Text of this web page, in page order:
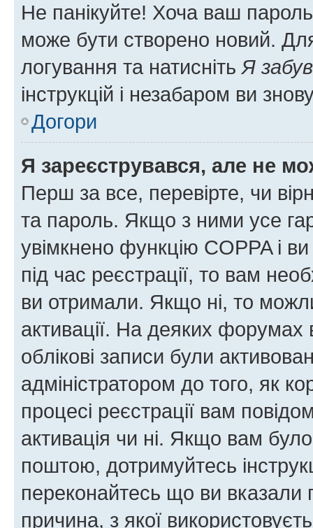
Не панікуйте! Хоча ваш
може бути створено новий.
логування та натисніть Я
інструкцій і незабаром ви
Догори
Я зареєструвався, але не
Перш за все, перевірте, чи
та пароль. Якщо з ними усе
увімкнено функцію COPPA і
під час реєстрації, то вам
ви отримали. Якщо ні, то
активації. На деяких форумах
облікові записи були
адміністратором до того, як
процесі реєстрації вам
активація чи ні. Якщо вам
поштою, дотримуйтесь
переконайтесь що ви
причина, з якої